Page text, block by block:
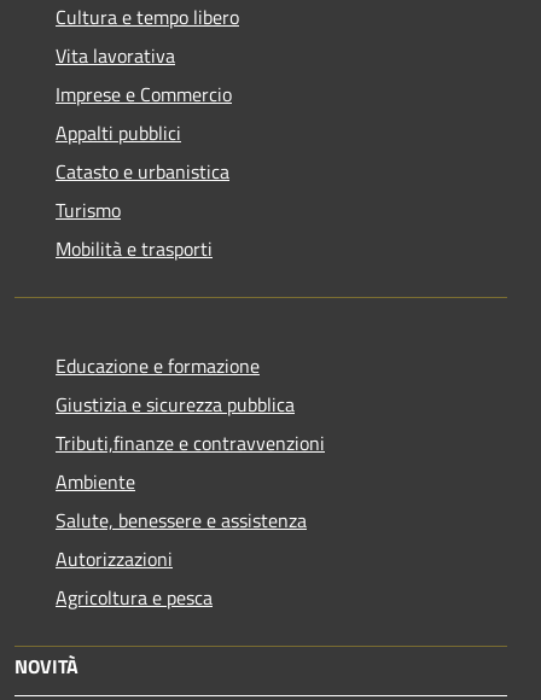
Cultura e tempo libero
Vita lavorativa
Imprese e Commercio
Appalti pubblici
Catasto e urbanistica
Turismo
Mobilità e trasporti
Educazione e formazione
Giustizia e sicurezza pubblica
Tributi,finanze e contravvenzioni
Ambiente
Salute, benessere e assistenza
Autorizzazioni
Agricoltura e pesca
NOVITÀ